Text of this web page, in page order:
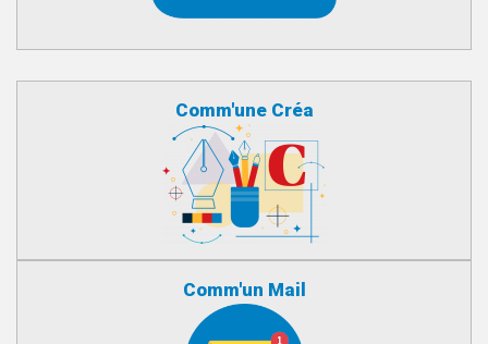
Comm'une Créa
Comm'un Mail